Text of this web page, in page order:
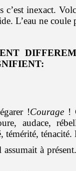
c’est inexact.
L’eau ne coule
!Courage!
audace,
ténacité.
à